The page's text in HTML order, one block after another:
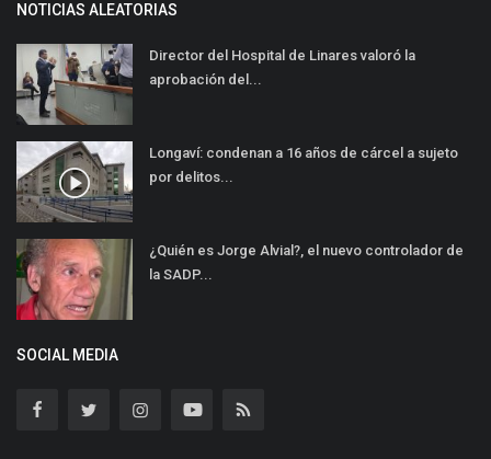
NOTICIAS ALEATORIAS
Director del Hospital de Linares valoró la
aprobación del...
Longaví: condenan a 16 años de cárcel a sujeto
por delitos...
¿Quién es Jorge Alvial?, el nuevo controlador de
la SADP...
SOCIAL MEDIA